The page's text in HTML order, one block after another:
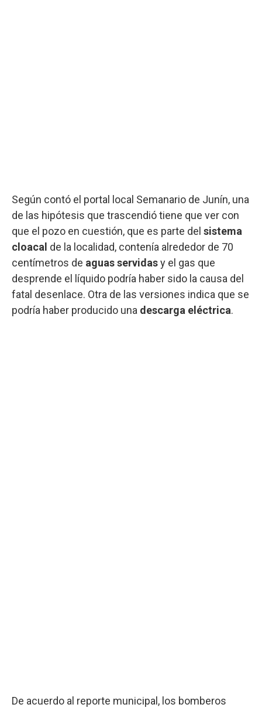
Según contó el portal local Semanario de Junín, una
de las hipótesis que trascendió tiene que ver con
que el pozo en cuestión, que es parte del sistema
cloacal de la localidad, contenía alrededor de 70
centímetros de aguas servidasy el gas que
desprende el líquido podría haber sido la causa del
fatal desenlace. Otra de las versiones indica que se
podría haber producido una descarga eléctrica.
De acuerdo al reporte municipal, los bomberos